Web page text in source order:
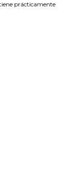
prácticamente